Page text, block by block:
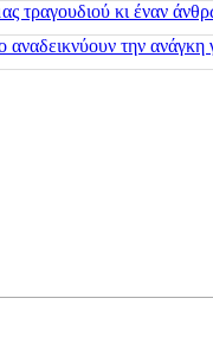
κι έναν
την